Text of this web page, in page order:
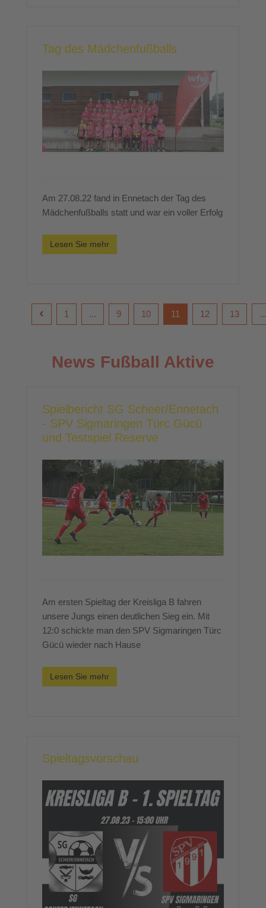
Tag des Mädchenfußballs
Am 27.08.22 fand in Ennetach der Tag des
Mädchenfußballs statt und war ein voller Erfolg
Lesen Sie mehr
1 ... 9 10 11 12 13 ...
News Fußball Aktive
Spielbericht SG Scheer/Ennetach
- SPV Sigmaringen Türc Gücü
und Testspiel Reserve
Am ersten Spieltag der Kreisliga B fahren
unsere Jungs einen deutlichen Sieg ein. Mit
12:0 schickte man den SPV Sigmaringen Türc
Gücü wieder nach Hause
Lesen Sie mehr
Spieltagsvorschau